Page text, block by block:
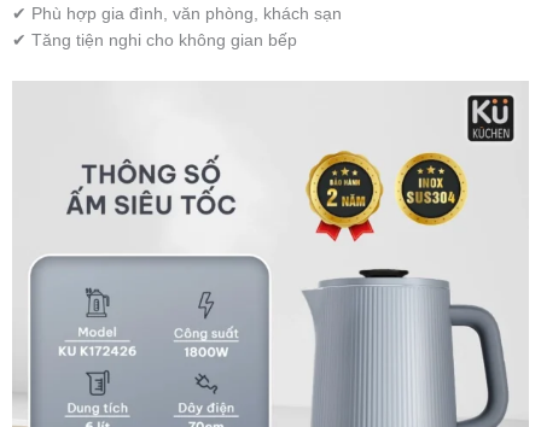
✔ Phù hợp gia đình, văn phòng, khách sạn
✔ Tăng tiện nghi cho không gian bếp